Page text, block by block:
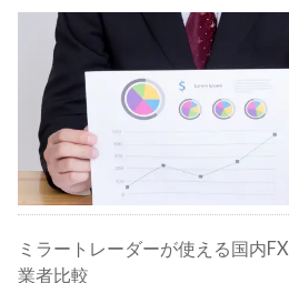
ミラートレーダーが使える国内FX
業者比較